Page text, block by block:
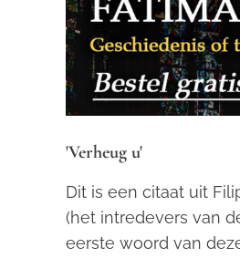
'Verheug u'
Dit is een citaat uit
(het intredevers van
eerste woord van